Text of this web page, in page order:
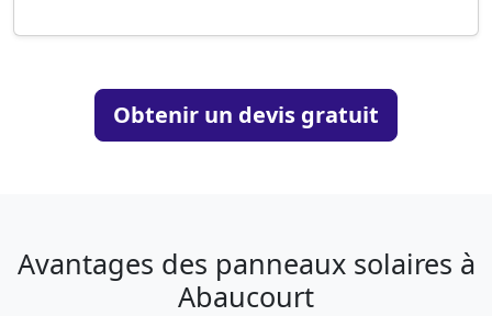
Obtenir un devis gratuit
Avantages des panneaux solaires à
Abaucourt